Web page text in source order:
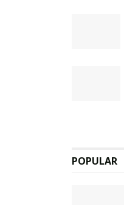
POPULAR